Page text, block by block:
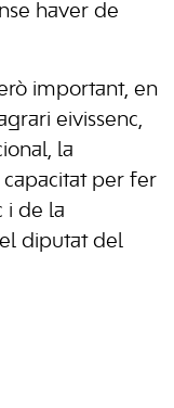
haver de
important, en
eivissenc,
la
capacitat per fer
i de la
diputat del